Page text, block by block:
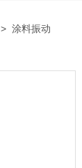
>涂料振动